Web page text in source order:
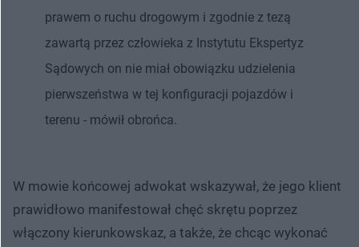
prawem o ruchu drogowym i zgodnie z tezą
zawartą przez człowieka z Instytutu Ekspertyz
Sądowych on nie miał obowiązku udzielenia
pierwszeństwa w tej konfiguracji pojazdów i
terenu - mówił obrońca.
W mowie końcowej adwokat wskazywał, że jego klient
prawidłowo manifestował chęć skrętu poprzez
włączony kierunkowskaz, a także, że chcąc wykonać